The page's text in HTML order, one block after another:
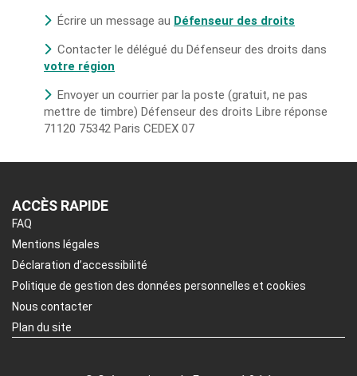
Écrire un message au Défenseur des droits
Contacter le délégué du Défenseur des droits dans
votre région
Envoyer un courrier par la poste (gratuit, ne pas
mettre de timbre) Défenseur des droits Libre réponse
71120 75342 Paris CEDEX 07
ACCÈS RAPIDE
FAQ
Mentions légales
Déclaration d’accessibilité
Politique de gestion des données personnelles et cookies
Nous contacter
Plan du site